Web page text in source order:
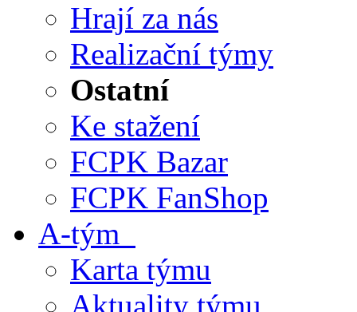
Hrají za nás
Realizační týmy
Ostatní
Ke stažení
FCPK Bazar
FCPK FanShop
A-tým
Karta týmu